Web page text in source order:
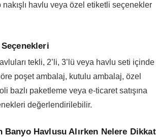
havlu veya özel etiketli seçenekler
tekli, 2’li, 3’lü veya havlu seti içinde
poşet ambalaj, kutulu ambalaj, özel
bazlı paketleme veya e-ticaret satışına
değerlendirilebilir.
Banyo Havlusu Alırken Nelere Dikkat